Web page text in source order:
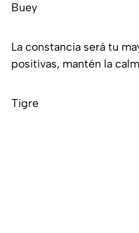
Buey
La constancia será tu
positivas, mantén la
Tigre